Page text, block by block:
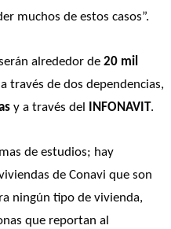
muchos de estos casos”.
alrededor de 20 mil
través de dos dependencias,
y a través del INFONAVIT.
de estudios; hay
de Conavi que son
ningún tipo de vivienda,
que reportan al